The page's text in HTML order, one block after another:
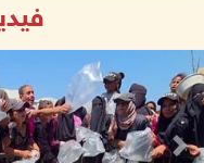
08/آب/2026 10:50 ص
مستعمرون إرهابيون يهاجمون
08/آب/2026 10:22 ص
Next